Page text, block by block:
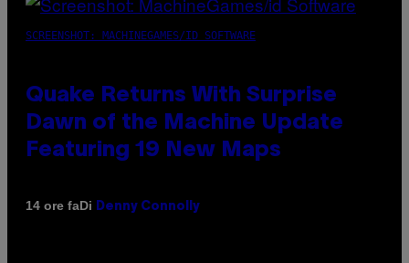
SCREENSHOT: MACHINEGAMES/ID SOFTWARE
Quake Returns With Surprise
Dawn of the Machine Update
Featuring 19 New Maps
14 ore faDi Denny Connolly